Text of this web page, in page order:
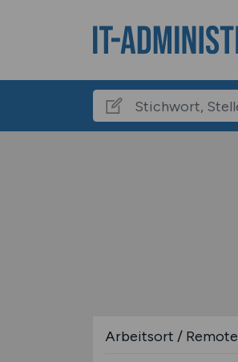
Arbeitsort / Remote